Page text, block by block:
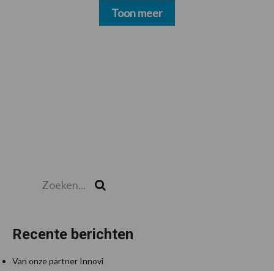
Toon meer
Recente berichten
Van onze partner Innovi